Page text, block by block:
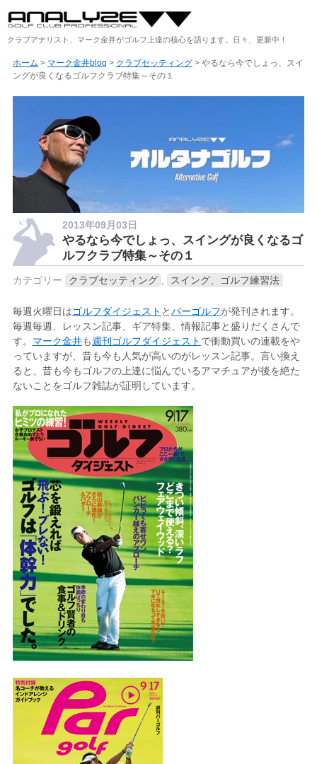
クラブアナリスト、マーク金井がゴルフ上達の核心を語ります。日々、更新中！
ホーム > マーク金井blog > クラブセッティング> やるなら今でしょっ、スイ
ングが良くなるゴルフクラブ特集～その１
2013年09月03日
やるなら今でしょっ、スイングが良くなるゴ
ルフクラブ特集～その１
カテゴリー クラブセッティング スイング、ゴルフ練習法
毎週火曜日はゴルフダイジェスト とパーゴルフが発刊されます。
毎週毎週、レッスン記事、ギア特集、情報記事と盛りだくさんで
す。 マーク金井も週刊ゴルフダイジェスト で衝動買いの連載をや
っていますが、昔も今も人気が高いのがレッスン記事。言い換え
ると、昔も今もゴルフの上達に悩んでいるアマチュアが後を絶た
ないことをゴルフ雑誌が証明しています。